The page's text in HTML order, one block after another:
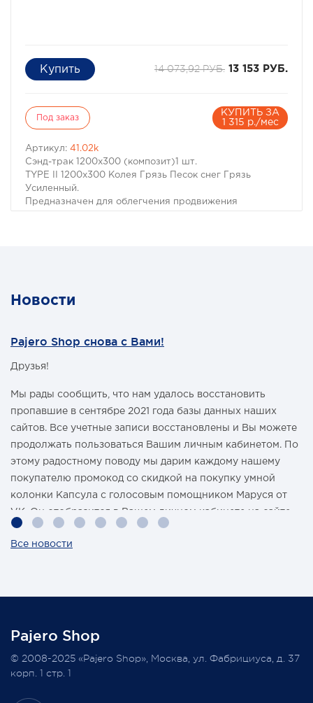
14 073,92 РУБ. 13 153 РУБ.
Под заказ
КУПИТЬ ЗА
1 315 р./мес
Артикул: 41.02k
Сэнд-трак 1200x300 (композит)1 шт.
TYPE II 1200х300 Колея Грязь Песок снег Грязь
Усиленный.
Предназначен для облегчения продвижения
RTM технология (литьё под высоким давлением)
по удельной прочности превосходит сталь
не подвержен коррозии, устойчив к химически
(для автомобилей массой до 2,5т применять по 1 шт на
сторону, для автомобилей до 3,5т применять по 2 шт
на сторону)
классический дизайн
разработан и произведён в России.
Новости
Pajero Shop снова с Вами!
Друзья!
Мы рады сообщить, что нам удалось восстановить
пропавшие в сентябре 2021 года базы данных наших
сайтов. Все учетные записи восстановлены и Вы можете
продолжать пользоваться Вашим личным кабинетом. По
этому радостному поводу мы дарим каждому нашему
покупателю промокод со скидкой на покупку умной
колонки Капсула с голосовым помощником Маруся от
VK. Он отобразится в Вашем личном кабинете на сайте
магазина Pajero Shop 14 февраля.
Всегда Ваш, Pajero Shop
3 февраля 2022
Все новости
Pajero Shop
© 2008-2025 «Pajero Shop», Москва, ул. Фабрициуса, д. 37
корп. 1 стр. 1